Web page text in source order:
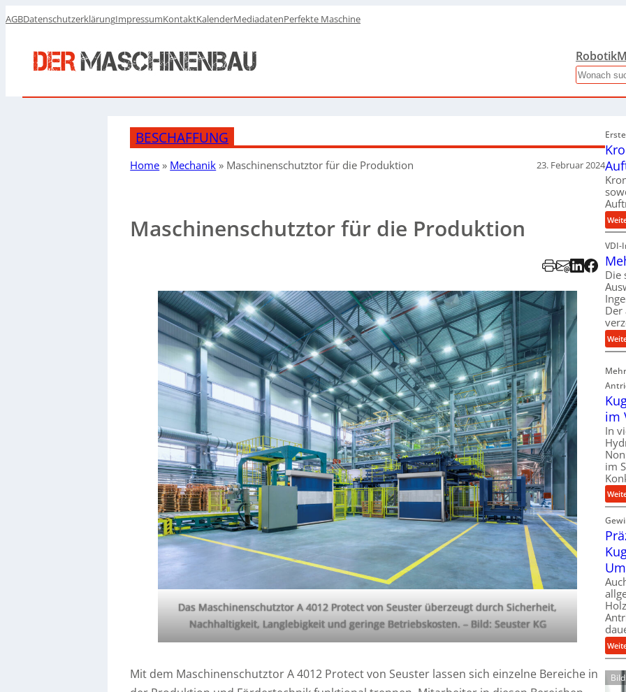
AGBDatenschutzerklärungImpressumKontaktKalenderMediadatenPerfekte Maschine
Robotik
Search
BESCHAFFUNG
Home » Mechanik » Maschinenschutztor für die Produktion 23. Februar 2024
Maschinenschutztor für die Produktion
Das Maschinenschutztor A 4012 Protect von Seuster überzeugt durch Sicherheit,
Nachhaltigkeit, Langlebigkeit und geringe Betriebskosten.– Bild: Seuster KG
Mit dem Maschinenschutztor A 4012 Protect von Seuster lassen sich einzelne Bereiche in
Die
Der
im
In
im